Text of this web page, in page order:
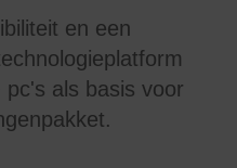
en een
pc's als basis voor